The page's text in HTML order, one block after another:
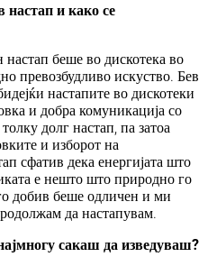
настап и како се
беше во дискотека во
превозбудливо искуство. Бев
настапите во дискотеки
и добра комуникација со
долг настап, па затоа
и изборот на
сфатив дека енергијата што
е нешто што природно го
добив беше одличен и ми
да настапувам.
сакаш да изведуваш?